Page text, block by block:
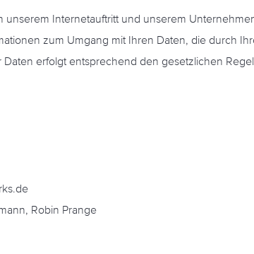
unserem Internetauftritt und unserem
zum Umgang mit Ihren Daten, die durch
erfolgt entsprechend den gesetzlichen
Robin Prange